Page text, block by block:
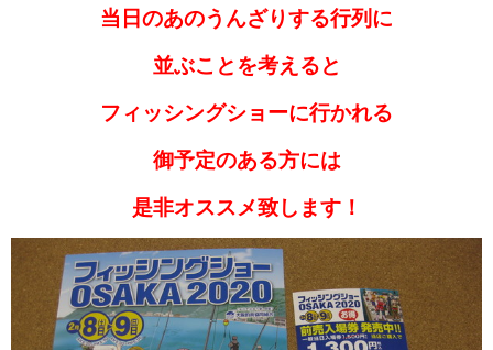
当日のあのうんざりする行列に
並ぶことを考えると
フィッシングショーに行かれる
御予定のある方には
是非オススメ致します！